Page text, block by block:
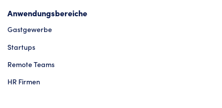
Anwendungsbereiche
Gastgewerbe
Startups
Remote Teams
HR Firmen